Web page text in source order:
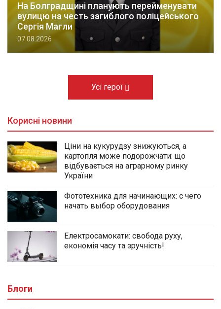
На Болградщині планують перейменувати
вулицю на честь загиблого поліцейського
Сергія Магли
07.08.2026
Усі герої
Корисні новини
Ціни на кукурудзу знижуються, а
картопля може подорожчати: що
відбувається на аграрному ринку
України
Фототехника для начинающих: с чего
начать выбор оборудования
Електросамокати: свобода руху,
економія часу та зручність!
Блоги